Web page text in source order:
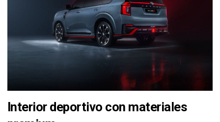
Interior deportivo con materiales